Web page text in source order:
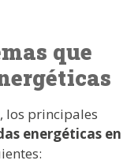
que
los principales
energéticas en